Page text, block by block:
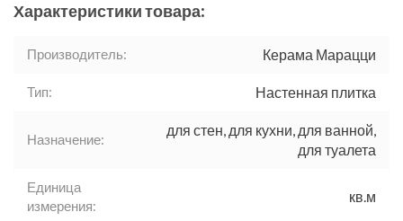
Характеристики товара:
Производитель: Керама Марацци
Тип: Настенная плитка
Назначение:
для стен, для кухни, для ванной,
для туалета
Единица
измерения:
кв.м